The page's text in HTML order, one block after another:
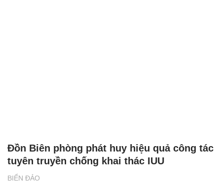
BIỂN ĐẢO
Đồn Biên phòng phát huy hiệu quả công tác
tuyên truyền chống khai thác IUU